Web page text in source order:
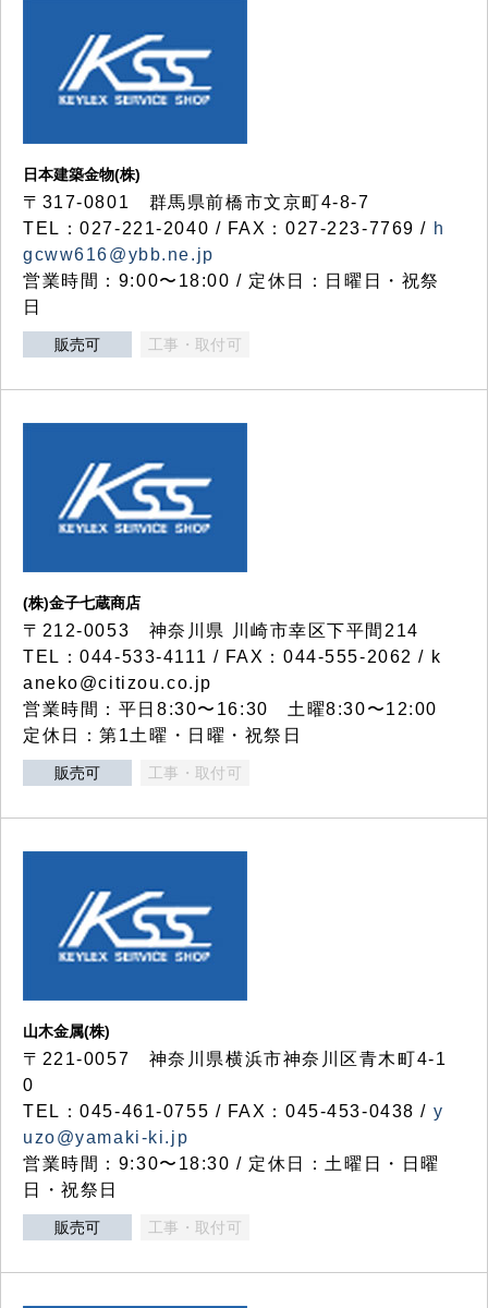
日本建築金物(株)
〒317‐0801 群馬県前橋市文京町4-8-7
TEL：027-221-2040 / FAX：027-223-7769 / h
gcww616@ybb.ne.jp
営業時間：9:00〜18:00 / 定休日：日曜日・祝祭
日
販売可 工事・取付可
(株)金子七蔵商店
〒212-0053 神奈川県 川崎市幸区下平間214
TEL：044-533-4111 / FAX：044-555-2062 / k
aneko@citizou.co.jp
営業時間：平日8:30〜16:30 土曜8:30〜12:00
定休日：第1土曜・日曜・祝祭日
販売可 工事・取付可
山木金属(株)
〒221-0057 神奈川県横浜市神奈川区青木町4-1
0
TEL：045-461-0755 / FAX：045-453-0438 / y
uzo@yamaki-ki.jp
営業時間：9:30〜18:30 / 定休日：土曜日・日曜
日・祝祭日
販売可 工事・取付可